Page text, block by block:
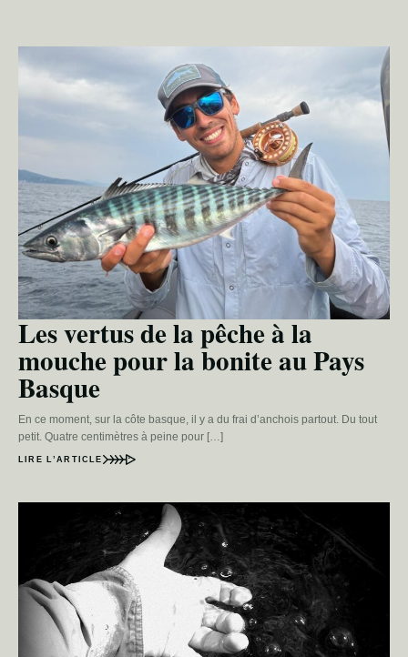
Les vertus de la pêche à la
mouche pour la bonite au Pays
Basque
En ce moment, sur la côte basque, il y a du frai d’anchois partout. Du tout
petit. Quatre centimètres à peine pour […]
LIRE L’ARTICLE